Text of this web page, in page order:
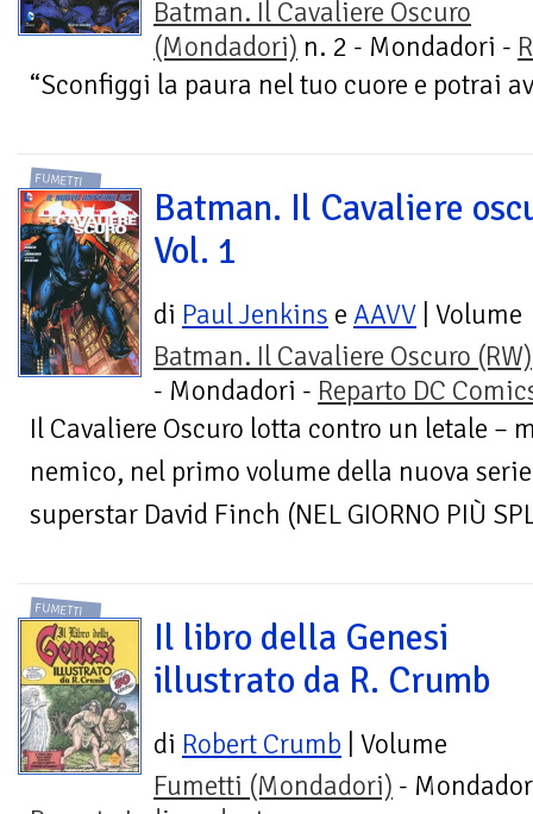
Batman. Il Cavaliere Oscuro
(Mondadori) n. 2 - Mondadori -
“Sconfiggi la paura nel tuo cuore e potrai
FUMETTI
Batman. Il Cavaliere
Vol. 1
di Paul Jenkins e AAVV | Volume
Batman. Il Cavaliere Oscuro (RW)
- Mondadori - Reparto DC
Il Cavaliere Oscuro lotta contro un letale –
nemico, nel primo volume della nuova
superstar David Finch (NEL GIORNO PIÙ
FUMETTI
Il libro della Genesi
illustrato da R. Crumb
di Robert Crumb | Volume
Fumetti (Mondadori) -